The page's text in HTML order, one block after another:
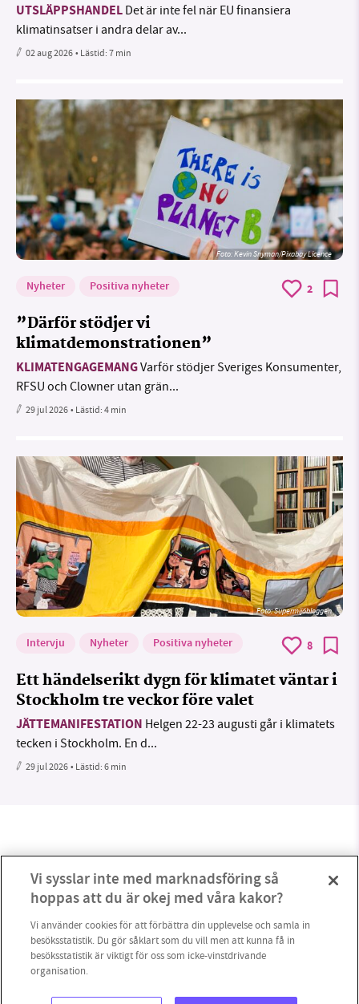
UTSLÄPPSHANDEL Det är inte fel när EU finansiera
klimatinsatser i andra delar av...
02 aug 2026• Lästid:7 min
Foto:Kevin Snyman/Pixabay Licence
Nyheter Positiva nyheter 2
”Därför stödjer vi
klimatdemonstrationen”
KLIMATENGAGEMANGVarför stödjer Sveriges Konsumenter,
RFSU och Clowner utan grän...
29 jul 2026• Lästid:4 min
Foto: Supermijöbloggen
Intervju Nyheter Positiva nyheter 8
Ett händelserikt dygn för klimatet väntar i
Stockholm tre veckor före valet
JÄTTEMANIFESTATION Helgen 22-23 augusti går i klimatets
tecken i Stockholm. En d...
29 jul 2026• Lästid:6 min
Vi sysslar inte med marknadsföring så
hoppas att du är okej med våra kakor?
Vi använder cookies för att förbättra din upplevelse och samla in
besöksstatistik. Du gör såklart som du vill men att kunna få in
besöksstatistik är viktigt för oss som icke-vinstdrivande
organisation.